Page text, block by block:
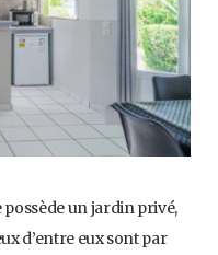
un jardin privé,
d’entre eux sont par